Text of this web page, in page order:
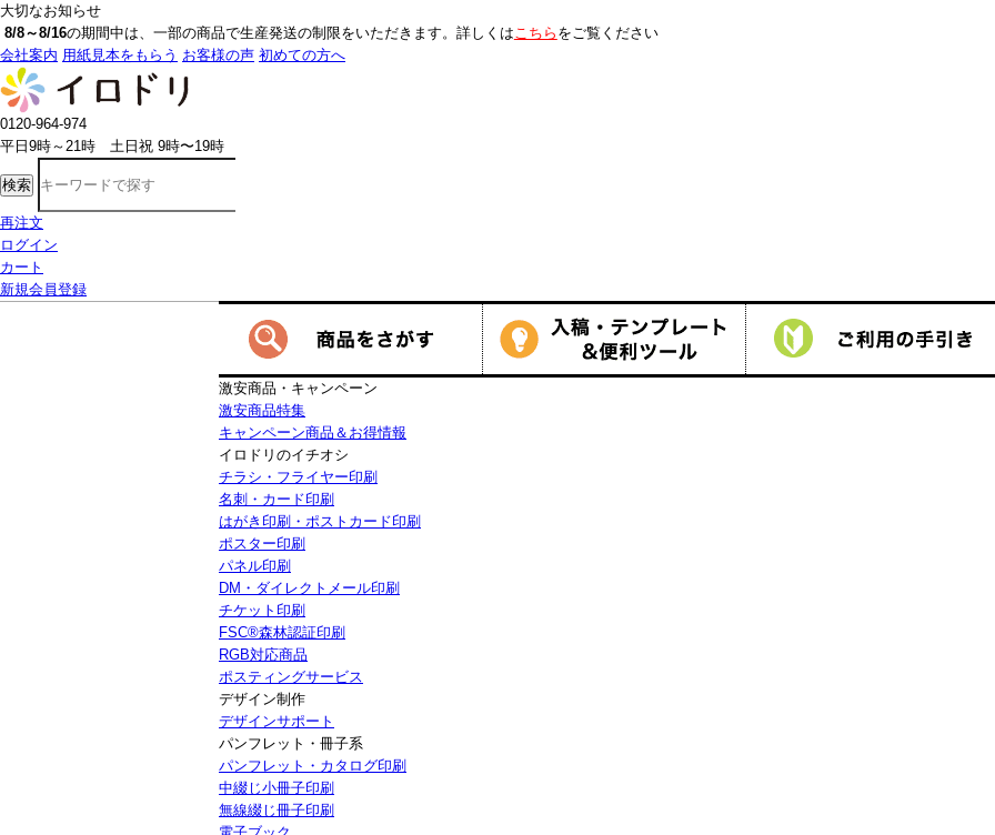
大切なお知らせ
8/8～8/16の期間中は、一部の商品で生産発送の制限をいただきます。詳しくはこちらをご覧ください
会社案内 用紙見本をもらう お客様の声 初めての方へ
0120-964-974
平日9時～21時 土日祝 9時〜19時
検索
再注文
ログイン
カート
新規会員登録
激安商品・キャンペーン
激安商品特集
キャンペーン商品＆お得情報
イロドリのイチオシ
チラシ・フライヤー印刷
名刺・カード印刷
はがき印刷・ポストカード印刷
ポスター印刷
パネル印刷
DM・ダイレクトメール印刷
チケット印刷
FSC®森林認証印刷
RGB対応商品
ポスティングサービス
デザイン制作
デザインサポート
パンフレット・冊子系
パンフレット・カタログ印刷
中綴じ小冊子印刷
無線綴じ冊子印刷